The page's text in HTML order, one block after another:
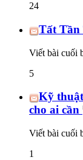
24
Tất Tần
Viết bài cuối
5
Kỹ thuật
cho ai cần
Viết bài cuối
1